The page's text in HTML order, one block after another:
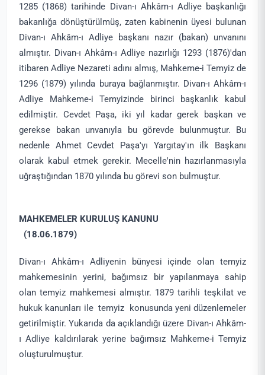
1285 (1868) tarihinde Divan-ı Ahkâm-ı Adliye başkanlığı
bakanlığa dönüştürülmüş, zaten kabinenin üyesi bulunan
Divan-ı Ahkâm-ı Adliye başkanı nazır (bakan) unvanını
almıştır. Divan-ı Ahkâm-ı Adliye nazırlığı 1293 (1876)'dan
itibaren Adliye Nezareti adını almış, Mahkeme-i Temyiz de
1296 (1879) yılında buraya bağlanmıştır. Divan-ı Ahkâm-ı
Adliye Mahkeme-i Temyizinde birinci başkanlık kabul
edilmiştir. Cevdet Paşa, iki yıl kadar gerek başkan ve
gerekse bakan unvanıyla bu görevde bulunmuştur. Bu
nedenle Ahmet Cevdet Paşa'yı Yargıtay'ın ilk Başkanı
olarak kabul etmek gerekir. Mecelle'nin hazırlanmasıyla
uğraştığından 1870 yılında bu görevi son bulmuştur.
MAHKEMELER KURULUŞ KANUNU
(18.06.1879)
Divan-ı Ahkâm-ı Adliyenin bünyesi içinde olan temyiz
mahkemesinin yerini, bağımsız bir yapılanmaya sahip
olan temyiz mahkemesi almıştır. 1879 tarihli teşkilat ve
hukuk kanunları ile temyiz konusunda yeni düzenlemeler
getirilmiştir. Yukarıda da açıklandığı üzere Divan-ı Ahkâm-
ı Adliye kaldırılarak yerine bağımsız Mahkeme-i Temyiz
oluşturulmuştur.